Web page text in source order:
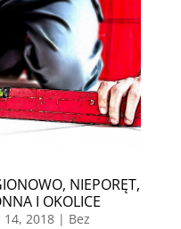
NIEPORĘT,
I OKOLICE
14, 2018| Bez